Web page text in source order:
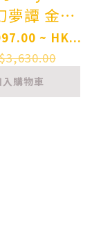
夢譚 金蓮
Enjou
Tan Jin-
ver.
by
~ HK...
入購物車